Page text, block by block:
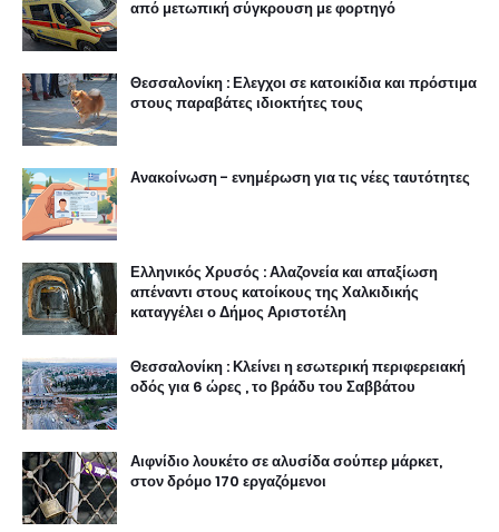
από μετωπική σύγκρουση με φορτηγό
Θεσσαλονίκη : Ελεγχοι σε κατοικίδια και πρόστιμα
στους παραβάτες ιδιοκτήτες τους
Ανακοίνωση - ενημέρωση για τις νέες ταυτότητες
Ελληνικός Χρυσός : Αλαζονεία και απαξίωση
απέναντι στους κατοίκους της Χαλκιδικής
καταγγέλει ο Δήμος Αριστοτέλη
Θεσσαλονίκη : Κλείνει η εσωτερική περιφερειακή
οδός για 6 ώρες , το βράδυ του Σαββάτου
Αιφνίδιο λουκέτο σε αλυσίδα σούπερ μάρκετ,
στον δρόμο 170 εργαζόμενοι